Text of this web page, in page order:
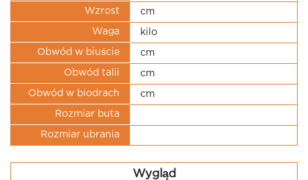
Wzrost cm
Waga kilo
Obwód w biuście cm
Obwód talii cm
Obwód w biodrach cm
Rozmiar buta
Rozmiar ubrania
Wygląd